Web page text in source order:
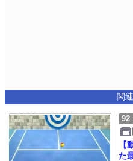
関
92
【
た